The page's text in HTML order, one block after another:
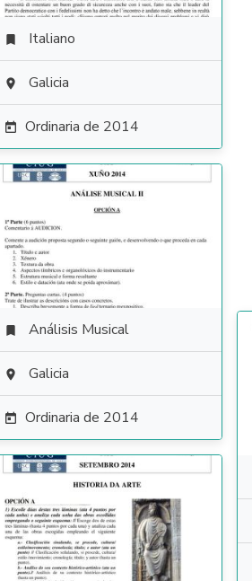
 Italiano
 Galicia
 Ordinaria de 2014
 Análisis Musical
 Galicia
 Ordinaria de 2014